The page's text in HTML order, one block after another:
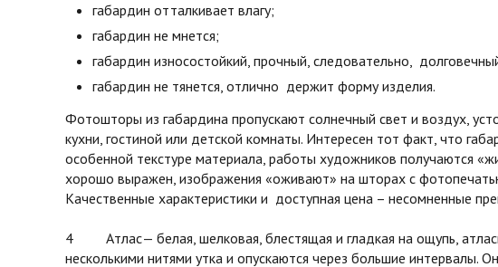
габардин отталкивает влагу;
габардин не мнется;
габардин износостойкий, прочный, следовательно,
габардин не тянется, отлично держит форму изделия.
Фотошторы из габардина пропускают солнечный свет и воздух,
кухни, гостиной или детской комнаты. Интересен тот факт, что
особенной текстуре материала, работы художников получаются
хорошо выражен, изображения «оживают» на шторах с
Качественные характеристики и доступная цена – несомненные
4 Атлас— белая, шелковая, блестящая и гладкая на ощупь,
несколькими нитями утка и опускаются через большие интервалы.